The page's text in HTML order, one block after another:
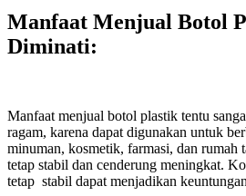
Manfaat Menjual Botol
Diminati:
Manfaat menjual botol plastik tentu
ragam, karena dapat digunakan untuk
minuman, kosmetik, farmasi, dan rumah
tetap stabil dan cenderung meningkat.
tetap stabil dapat menjadikan